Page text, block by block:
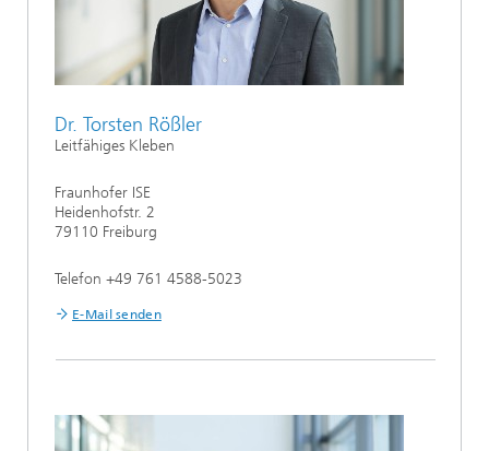
Dr. Torsten Rößler
Leitfähiges Kleben
Fraunhofer ISE
Heidenhofstr. 2
79110 Freiburg
Telefon +49 761 4588-5023
E-Mail senden